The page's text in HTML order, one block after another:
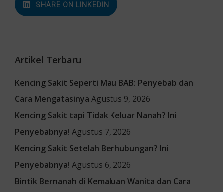
SHARE ON LINKEDIN
Artikel Terbaru
Kencing Sakit Seperti Mau BAB: Penyebab dan
Cara Mengatasinya Agustus 9, 2026
Kencing Sakit tapi Tidak Keluar Nanah? Ini
Penyebabnya! Agustus 7, 2026
Kencing Sakit Setelah Berhubungan? Ini
Penyebabnya! Agustus 6, 2026
Bintik Bernanah di Kemaluan Wanita dan Cara